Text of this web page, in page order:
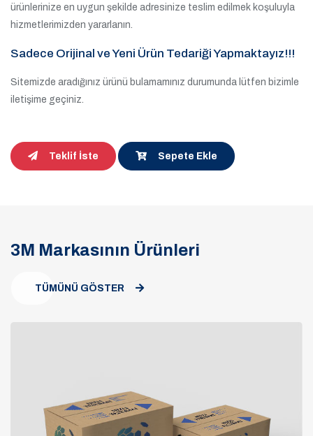
ürünlerinize en uygun şekilde adresinize teslim edilmek koşuluyla
hizmetlerimizden yararlanın.
Sadece Orijinal ve Yeni Ürün Tedariği Yapmaktayız!!!
Sitemizde aradığınız ürünü bulamamınız durumunda lütfen bizimle
iletişime geçiniz.
Teklif İste Sepete Ekle
3M Markasının Ürünleri
TÜMÜNÜ GÖSTER